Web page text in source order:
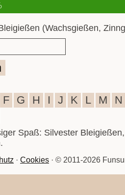
(Wachsgießen,
F G H I J K L M N
Spaß: Silvester
· Cookies · © 2011-2026